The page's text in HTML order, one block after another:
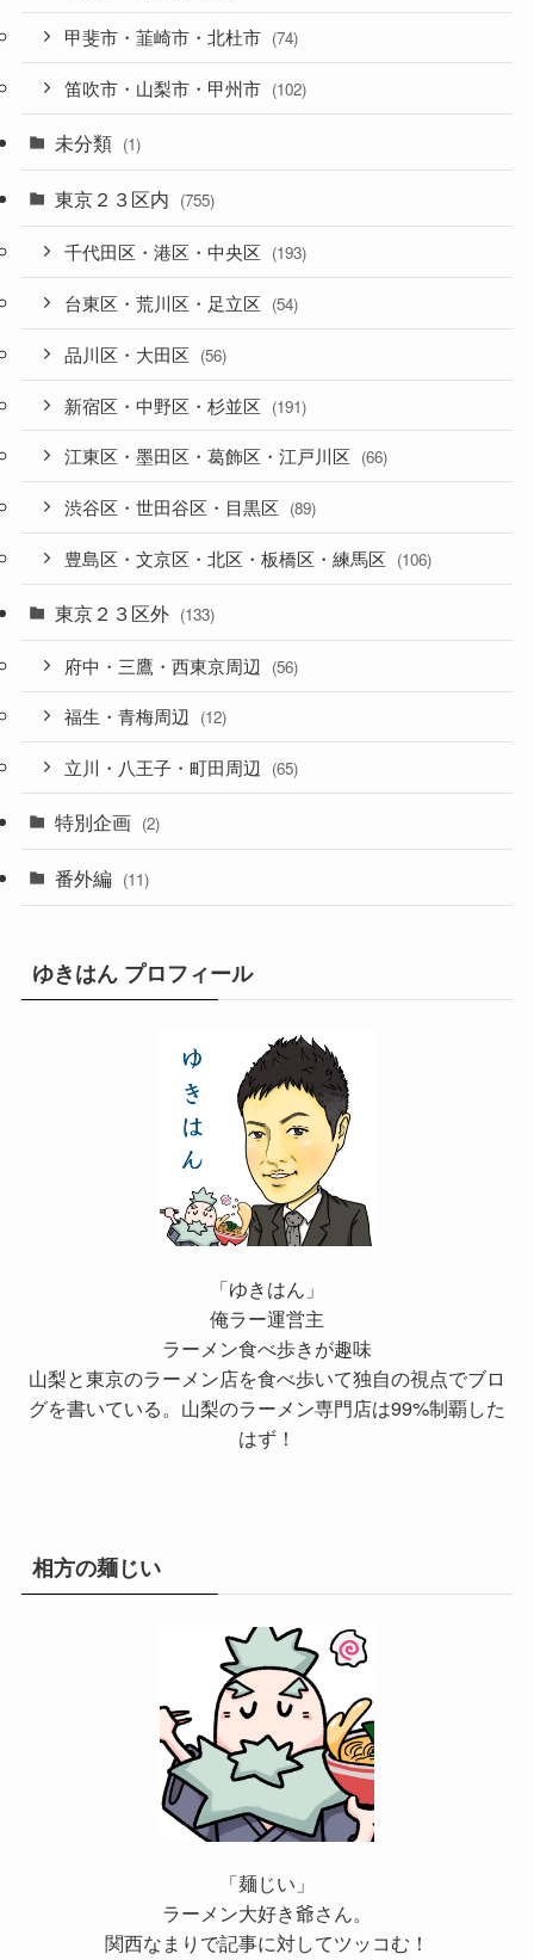
甲斐市・韮崎市・北杜市 (74)
笛吹市・山梨市・甲州市 (102)
未分類 (1)
東京２３区内 (755)
千代田区・港区・中央区 (193)
台東区・荒川区・足立区 (54)
品川区・大田区 (56)
新宿区・中野区・杉並区 (191)
江東区・墨田区・葛飾区・江戸川区 (66)
渋谷区・世田谷区・目黒区 (89)
豊島区・文京区・北区・板橋区・練馬区 (106)
東京２３区外 (133)
府中・三鷹・西東京周辺 (56)
福生・青梅周辺 (12)
立川・八王子・町田周辺 (65)
特別企画 (2)
番外編 (11)
ゆきはん プロフィール
「ゆきはん」
俺ラー運営主
ラーメン食べ歩きが趣味
山梨と東京のラーメン店を食べ歩いて独自の視点でブロ
グを書いている。山梨のラーメン専門店は99%制覇した
はず！
相方の麺じい
「麺じい」
ラーメン大好き爺さん。
関西なまりで記事に対してツッコむ！